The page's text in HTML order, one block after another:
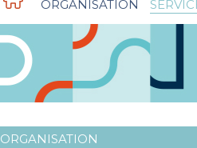
ORGANISATION
ORGANISATION